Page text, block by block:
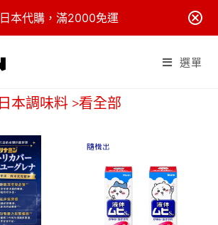
日本代購，滿2000免運
選單
日本調味料 >看全部